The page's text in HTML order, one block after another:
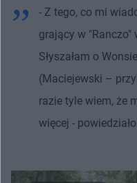
- Z tego, co mi
grający w
Słyszałam o
(Maciejewski –
razie tyle wiem, że
więcej -